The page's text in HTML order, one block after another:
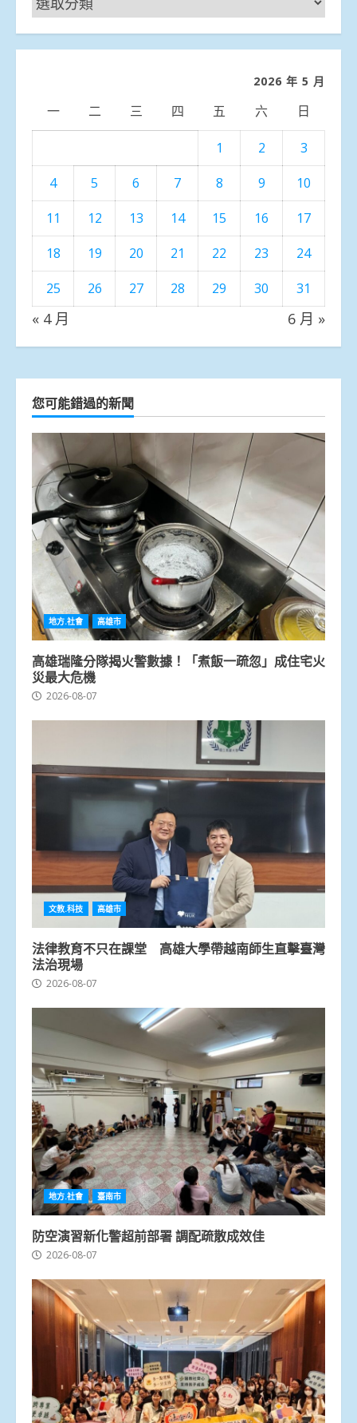
聞
分
2026 年 5 月
一 二 三 四 五 六 日
1 2
3
4
5 6 7 8 9
10
11
12 13 14 15 16
17
18
19 20 21 22 23
24
25
26 27 28 29 30 31
« 4 月 6 月 »
您可能錯過的新聞
地方.社會 高雄市
高雄瑞隆分隊揭火警數據！「煮飯一疏忽」成住宅火
災最大危機
2026-08-07
文教.科技 高雄市
法律教育不只在課堂 高雄大學帶越南師生直擊臺灣
法治現場
2026-08-07
地方.社會 臺南市
防空演習新化警超前部署 調配疏散成效佳
2026-08-07